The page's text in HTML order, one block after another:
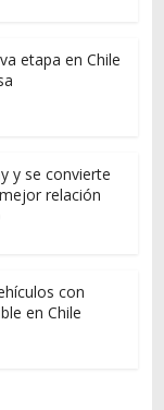
etapa en Chile
y se convierte
relación
con
en Chile